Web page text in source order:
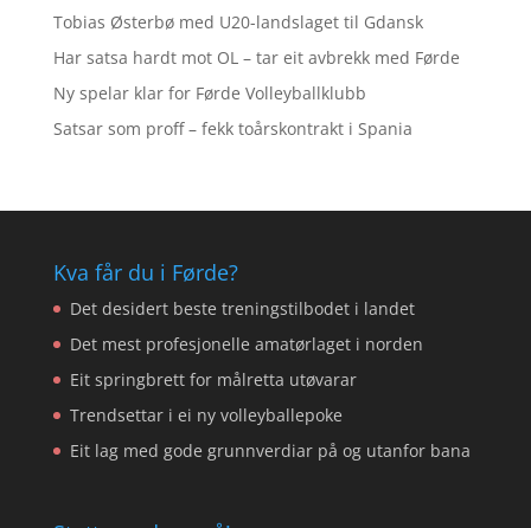
Tobias Østerbø med U20-landslaget til Gdansk
Har satsa hardt mot OL – tar eit avbrekk med Førde
Ny spelar klar for Førde Volleyballklubb
Satsar som proff – fekk toårskontrakt i Spania
Kva får du i Førde?
Det desidert beste treningstilbodet i landet
Det mest profesjonelle amatørlaget i norden
Eit springbrett for målretta utøvarar
Trendsettar i ei ny volleyballepoke
Eit lag med gode grunnverdiar på og utanfor bana